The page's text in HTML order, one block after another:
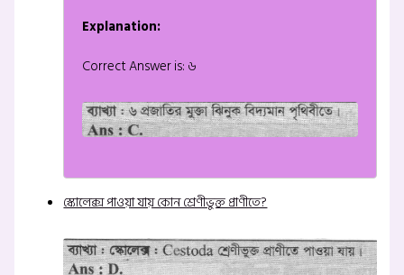
Explanation:
Correct Answer is: ৬
স্কোলেক্স পাওয়া যায় কোন শ্রেণীভুক্ত প্রাণীতে?